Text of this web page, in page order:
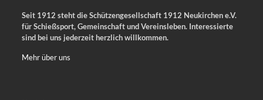
Seit 1912 steht die Schützengesellschaft 1912 Neukirchen e.V.
für Schießsport, Gemeinschaft und Vereinsleben. Interessierte
sind bei uns jederzeit herzlich willkommen.
Mehr über uns